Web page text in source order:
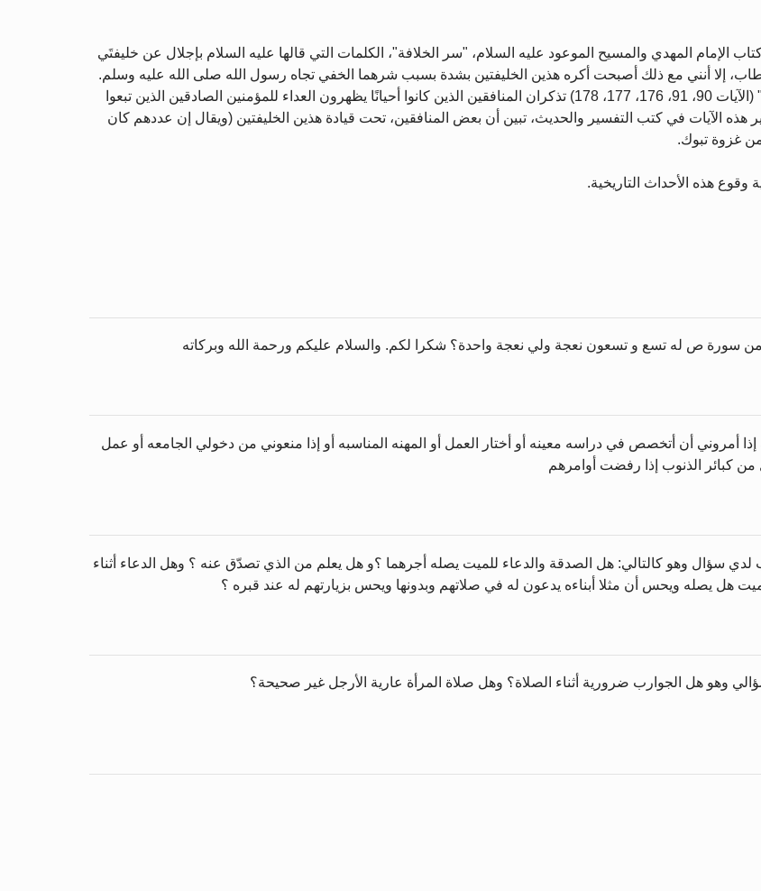
الإمام المهدي والمسيح الموعود عليه السلام، "سر الخلافة"، الكلمات التي قالها عليه السلام بإجلال عن خليفتَي
إلا أنني مع ذلك أصبحت أكره هذين الخليفتين بشدة بسبب شرهما الخفي تجاه رسول الله صلى الله عليه وسلم.
والسبب في ذلك أن سورتي "التوبة" (الآيتان 73 و74) و"آل عمران" (الآيات 90، 91، 176، 177، 178) تذكران المنافقين الذين كانوا أحيانًا يظهرون العداء للمؤمنين الصادقين الذين تبعوا
هذه الآيات في كتب التفسير والحديث، تبين أن بعض المنافقين، تحت قيادة هذين الخليفتين (ويقال إن عددهم كان
وقوع هذه الأحداث التاريخية.
من سورة ص له تسع و تسعون نعجة ولي نعجة واحدة؟ شكرا لكم. والسلام عليكم ورحمة الله وبركاته
أمروني أن أتخصص في دراسه معينه أو أختار العمل أو المهنه المناسبه أو إذا منعوني من دخولي الجامعه أو عمل
كبائر الذنوب إذا رفضت أوامرهم
لدي سؤال وهو كالتالي: هل الصدقة والدعاء للميت يصله أجرهما ؟و هل يعلم من الذي تصدّق عنه ؟ وهل الدعاء أثناء
هل يصله ويحس أن مثلا أبناءه يدعون له في صلاتهم وبدونها ويحس بزيارتهم له عند قبره ؟
وهو هل الجوارب ضرورية أثناء الصلاة؟ وهل صلاة المرأة عارية الأرجل غير صحيحة؟